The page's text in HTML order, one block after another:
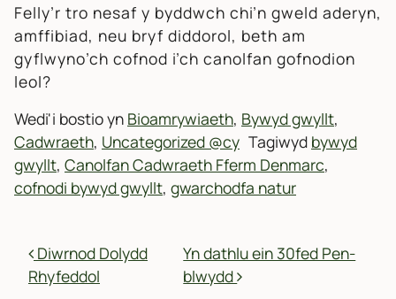
Felly’r tro nesaf y byddwch chi’n gweld aderyn,
amffibiad, neu bryf diddorol, beth am
gyflwyno’ch cofnod i’ch canolfan gofnodion
leol?
Wedi'i bostio yn Bioamrywiaeth, Bywyd gwyllt,
Cadwraeth, Uncategorized @cy Tagiwyd bywyd
gwyllt, Canolfan Cadwraeth Fferm Denmarc,
cofnodi bywyd gwyllt, gwarchodfa natur
MORDWYO POSTIADAU
Diwrnod Dolydd
Rhyfeddol
Yn dathlu ein 30fed Pen-
blwydd